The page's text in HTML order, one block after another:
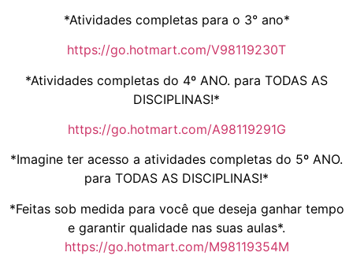
*Atividades completas para o 3° ano*
https://go.hotmart.com/V98119230T
*Atividades completas do 4º ANO. para TODAS AS
DISCIPLINAS!*
https://go.hotmart.com/A98119291G
*Imagine ter acesso a atividades completas do 5º ANO.
para TODAS AS DISCIPLINAS!*
*Feitas sob medida para você que deseja ganhar tempo
e garantir qualidade nas suas aulas*.
https://go.hotmart.com/M98119354M